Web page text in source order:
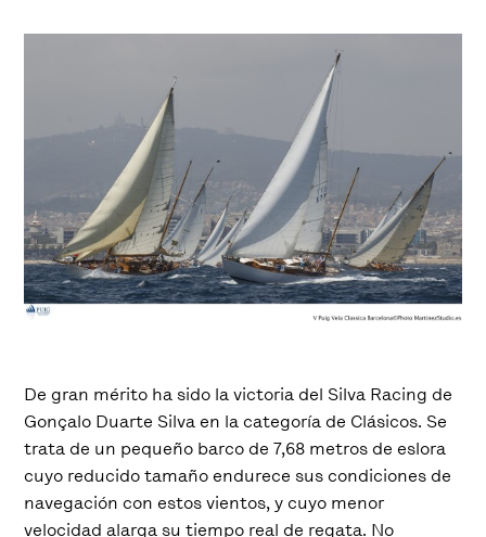
De gran mérito ha sido la victoria del Silva Racing de
Gonçalo Duarte Silva en la categoría de Clásicos. Se
trata de un pequeño barco de 7,68 metros de eslora
cuyo reducido tamaño endurece sus condiciones de
navegación con estos vientos, y cuyo menor
velocidad alarga su tiempo real de regata. No